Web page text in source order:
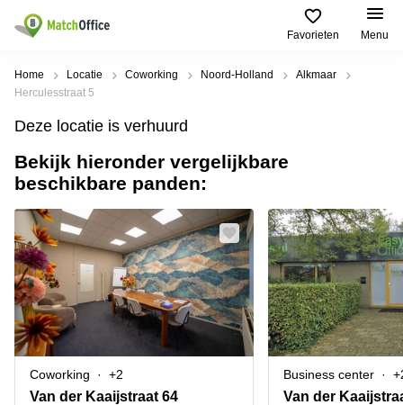
Favorieten Menu
Huren / Verhuren
Productpagina's
Kantoorruimten
Business
Flexplekken
Coworking
Spaces
Vergaderruimten
Virtueel
Kantoor
Bedrijfsruimte
Populaire
Steden
Alkmaar
Oost
Amsterdam
Westpoort
Bergen
op
Zoom
Amersfoort
Breda
Populaire
zoekopdrachten
Kantoorruimte
in Breda
Kantoor
huren
Bergen
op
Zoom
Kantoor
huren
Tiel
Kantoor
huren
Help
Over ons
Voeg je kantoorruimte toe
Huurprijs
Log in
Home Locatie Coworking Noord-Holland
Alkmaar
Herculesstraat 5
Deze locatie is verhuurd
Bekijk hieronder vergelijkbare
beschikbare panden:
Coworking +2
Van der Kaaijstraat 64
Business center
Van der